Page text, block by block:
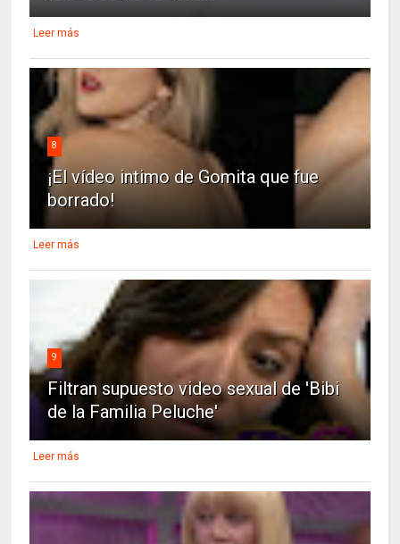
Leer más
8
¡El vídeo intimo de Gomita que fue
borrado!
Leer más
9
Filtran supuesto video sexual de 'Bibi
de la Familia Peluche'
Leer más